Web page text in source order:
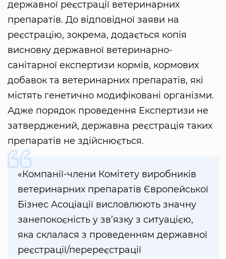
державної реєстрації ветеринарних
препаратів. До відповідної заяви на
реєстрацію, зокрема, додається копія
висновку державної ветеринарно-
санітарної експертизи кормів, кормових
добавок та ветеринарних препаратів, які
містять генетично модифіковані організми.
Адже порядок проведення Експертизи не
затверджений, державна реєстрація таких
препаратів не здійснюється.
«Компанії-члени Комітету виробників
ветеринарних препаратів Європейської
Бізнес Асоціації висловлюють значну
занепокоєність у зв’язку з ситуацією,
яка склалася з проведенням державної
реєстрації/перереєстрації